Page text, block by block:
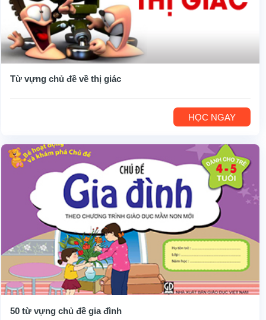
Từ vựng chủ đề về thị giác
HỌC NGAY
50 từ vựng chủ đề gia đình